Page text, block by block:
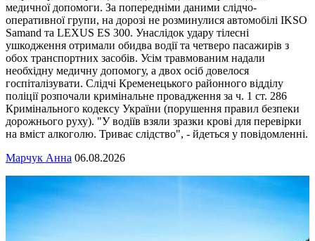
медичної допомоги. За попередніми даними слідчо-
оперативної групи, на дорозі не розминулися автомобілі IKSO
Samand та LEXUS ES 300. Унаслідок удару тілесні
ушкодження отримали обидва водії та четверо пасажирів з
обох транспортних засобів. Усім травмованим надали
необхідну медичну допомогу, а двох осіб довелося
госпіталізувати. Слідчі Кременецького районного відділу
поліції розпочали кримінальне провадження за ч. 1 ст. 286
Кримінального кодексу України (порушення правил безпеки
дорожнього руху). "У водіїв взяли зразки крові для перевірки
на вміст алкоголю. Триває слідство", - йдеться у повідомленні.
Марчук Анна 06.08.2026